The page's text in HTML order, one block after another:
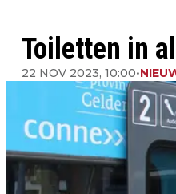
Toiletten in
22 NOV 2023, 10:00•